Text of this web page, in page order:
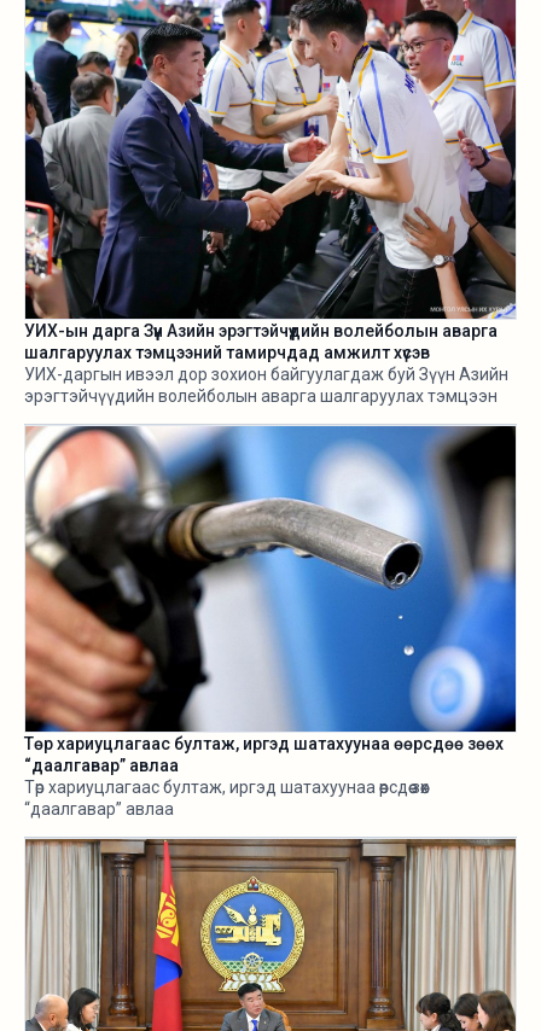
УИХ-ын дарга Зүүн Азийн эрэгтэйчүүдийн волейболын аварга
шалгаруулах тэмцээний тамирчдад амжилт хүсэв
УИХ-даргын ивээл дор зохион байгуулагдаж буй Зүүн Азийн
эрэгтэйчүүдийн волейболын аварга шалгаруулах тэмцээн
Төр хариуцлагаас бултаж, иргэд шатахуунаа өөрсдөө зөөх
“даалгавар” авлаа
Төр хариуцлагаас бултаж, иргэд шатахуунаа өөрсдөө зөөх
“даалгавар” авлаа